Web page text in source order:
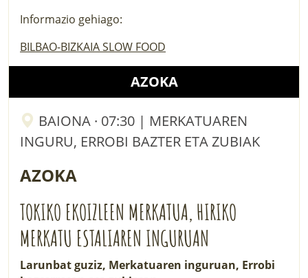
Informazio gehiago:
BILBAO-BIZKAIA SLOW FOOD
AZOKA
BAIONA · 07:30 | MERKATUAREN
INGURU, ERROBI BAZTER ETA ZUBIAK
AZOKA
TOKIKO EKOIZLEEN MERKATUA, HIRIKO
MERKATU ESTALIAREN INGURUAN
Larunbat guziz, Merkatuaren inguruan, Errobi